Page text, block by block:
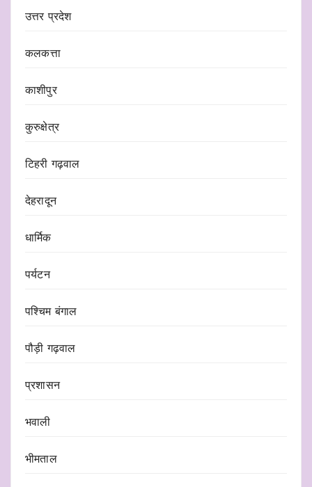
उत्तर प्रदेश
कलकत्ता
काशीपुर
कुरुक्षेत्र
टिहरी गढ़वाल
देहरादून
धार्मिक
पर्यटन
पश्चिम बंगाल
पौड़ी गढ़वाल
प्रशासन
भवाली
भीमताल